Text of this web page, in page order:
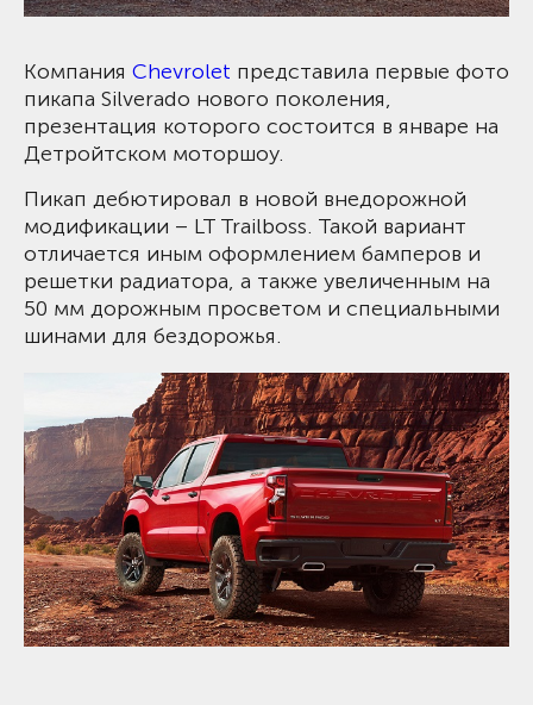
Компания Chevrolet представила первые фото
пикапа Silverado нового поколения,
презентация которого состоится в январе на
Детройтском моторшоу.
Пикап дебютировал в новой внедорожной
модификации – LT Trailboss. Такой вариант
отличается иным оформлением бамперов и
решетки радиатора, а также увеличенным на
50 мм дорожным просветом и специальными
шинами для бездорожья.